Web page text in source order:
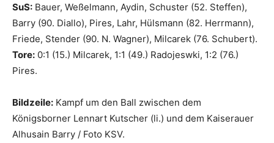
SuS: Bauer, Weßelmann, Aydin, Schuster (52. Steffen),
Barry (90. Diallo), Pires, Lahr, Hülsmann (82. Herrmann),
Friede, Stender (90. N. Wagner), Milcarek (76. Schubert).
Tore: 0:1 (15.) Milcarek, 1:1 (49.) Radojeswki, 1:2 (76.)
Pires.
Bildzeile: Kampf um den Ball zwischen dem
Königsborner Lennart Kutscher (li.) und dem Kaiserauer
Alhusain Barry / Foto KSV.